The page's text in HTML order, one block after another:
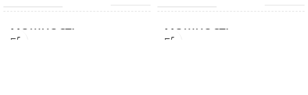
МОЩНОСТЬ
МОЩНОСТЬ